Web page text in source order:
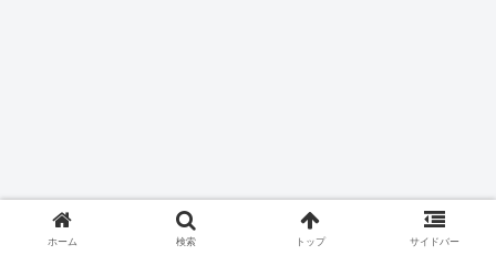
ホーム 検索 トップ サイドバー